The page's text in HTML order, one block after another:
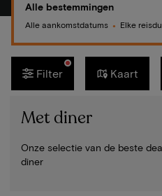
Alle bestemmingen
Alle aankomstdatums ● Elke
Filter Kaart
Met diner
Onze selectie van de beste
diner